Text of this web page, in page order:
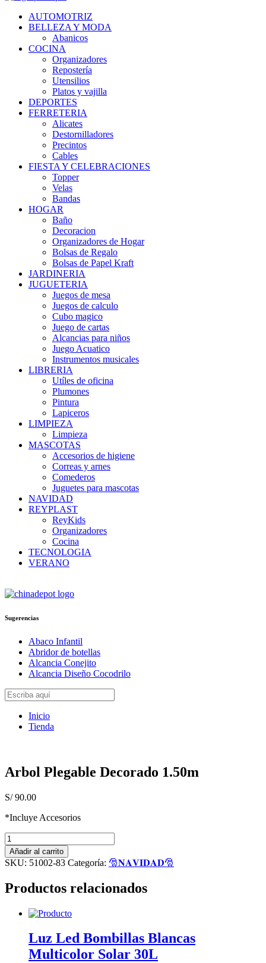
AUTOMOTRIZ
BELLEZA Y MODA
Abanicos
COCINA
Organizadores
Repostería
Utensilios
Platos y vajilla
DEPORTES
FERRETERIA
Alicates
Destornilladores
Precintos
Cables
FIESTA Y CELEBRACIONES
Topper
Velas
Bandas
HOGAR
Baño
Decoracion
Organizadores de Hogar
Bolsas de Regalo
Bolsas de Papel Kraft
JARDINERIA
JUGUETERIA
Juegos de mesa
Juegos de calculo
Cubo magico
Juego de cartas
Alcancias para niños
Juego Acuatico
Instrumentos musicales
LIBRERIA
Utíles de oficina
Plumones
Pintura
Lapiceros
LIMPIEZA
Limpieza
MASCOTAS
Accesorios de higiene
Correas y arnes
Comederos
Juguetes para mascotas
NAVIDAD
REYPLAST
ReyKids
Organizadores
Cocina
TECNOLOGIA
VERANO
Sugerencias
Abaco Infantil
Abridor de botellas
Alcancia Conejito
Alcancia Diseño Cocodrilo
Inicio
Tienda
Arbol Plegable Decorado 1.50m
S/90.00
*Incluye Accesorios
Arbol
Plegable
Decorado
1.50m
Añadir al carrito
SKU: 51002-83 Categoría: 🎅𝐍𝐀𝐕𝐈𝐃𝐀𝐃🎅
Productos relacionados
Luz Led Bombillas Blancas
Multicolor Solar 30L